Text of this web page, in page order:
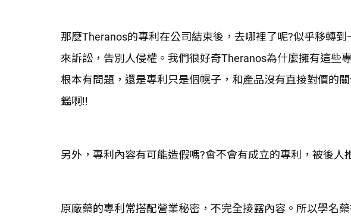
那麼Theranos的專利在公司結束後，去哪裡了呢?似乎移轉
來訴訟，告別人侵權。我們很好奇Theranos為什麼擁有這些
根本有問題，還是專利只是個幌子，和產品沒有直接對價的
鑑啊!!
另外，專利內容有可能造假嗎?會不會有成立的專利，被後人
原廠藥的專利常搭配營業秘密，不完全接露內容。所以學名